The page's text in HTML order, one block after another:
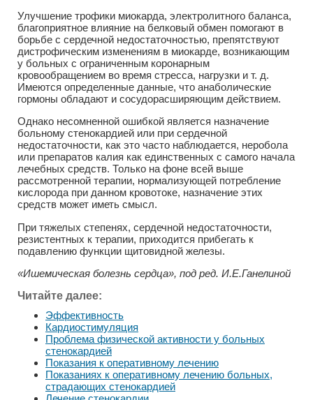
Улучшение трофики миокарда, электролитного баланса,
благоприятное влияние на белковый обмен помогают в
борьбе с сердечной недостаточностью, препятствуют
дистрофическим изменениям в миокарде, возникающим
у больных с ограниченным коронарным
кровообращением во время стресса, нагрузки и т. д.
Имеются определенные данные, что анаболические
гормоны обладают и сосудорасширяющим действием.
Однако несомненной ошибкой является назначение
больному стенокардией или при сердечной
недостаточности, как это часто наблюдается, неробола
или препаратов калия как единственных с самого начала
лечебных средств. Только на фоне всей выше
рассмотренной терапии, нормализующей потребление
кислорода при данном кровотоке, назначение этих
средств может иметь смысл.
При тяжелых степенях, сердечной недостаточности,
резистентных к терапии, приходится прибегать к
подавлению функции щитовидной железы.
«Ишемическая болезнь сердца», под ред. И.Е.Ганелиной
Читайте далее:
Эффективность
Кардиостимуляция
Проблема физической активности у больных
стенокардией
Показания к оперативному лечению
Показаниях к оперативному лечению больных,
страдающих стенокардией